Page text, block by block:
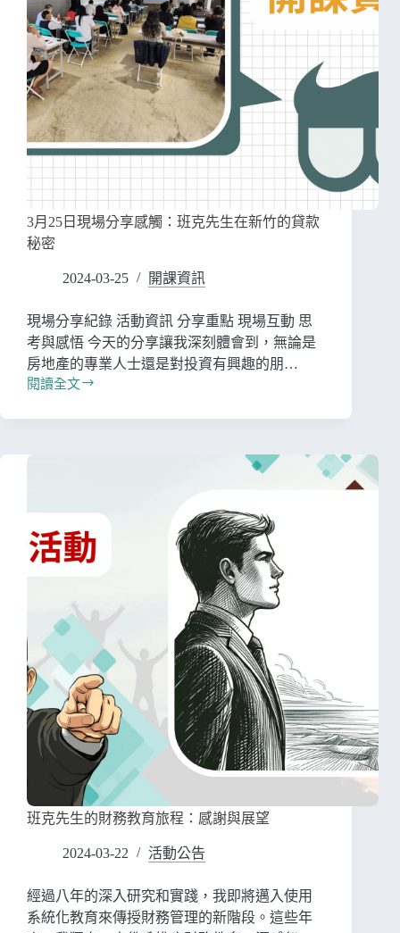
3月25日現場分享感觸：班克先生在新竹的貸款
秘密
2024-03-25 開課資訊
現場分享紀錄 活動資訊 分享重點 現場互動 思
考與感悟 今天的分享讓我深刻體會到，無論是
房地產的專業人士還是對投資有興趣的朋…
閱讀全文
班克先生的財務教育旅程：感謝與展望
2024-03-22 活動公告
經過八年的深入研究和實踐，我即將邁入使用
系統化教育來傳授財務管理的新階段。這些年